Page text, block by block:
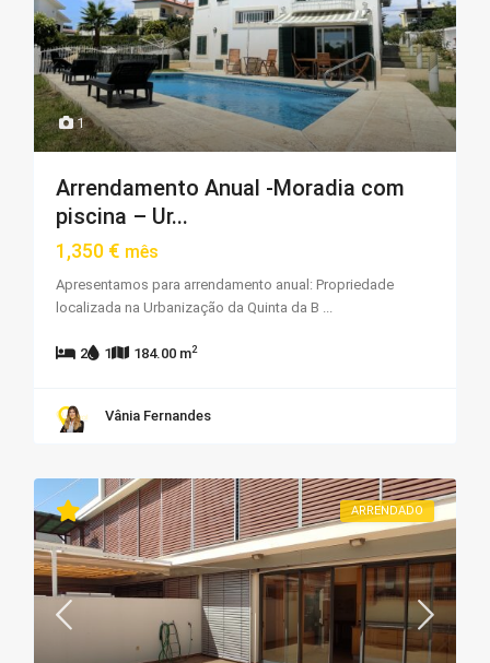
1
Arrendamento Anual -Moradia com
piscina – Ur...
1,350 € mês
Apresentamos para arrendamento anual: Propriedade
localizada na Urbanização da Quinta da B ...
2 1 184.00 m2
Vânia Fernandes
ARRENDADO